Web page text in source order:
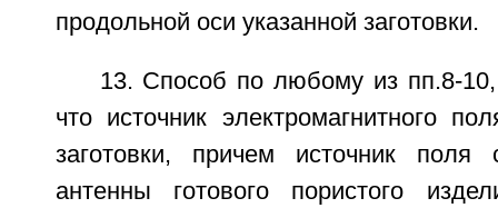
продольной оси указанной заготовки.
13. Способ по любому из пп.8-
что источник электромагнитного
заготовки, причем источник поля
антенны готового пористого